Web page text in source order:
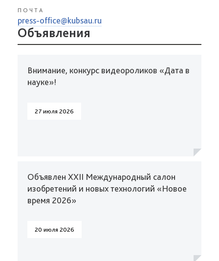
ПОЧТА
press-office@kubsau.ru
Объявления
Внимание, конкурс видеороликов «Дата в
науке»!
27 июля 2026
Объявлен XXII Международный салон
изобретений и новых технологий «Новое
время 2026»
20 июля 2026